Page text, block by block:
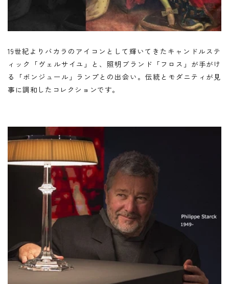
19世紀よりバカラのアイコンとして輝いてきたキャンドルステ
ィック「ヴェルサイユ」と、照明ブランド「フロス」が手がけ
る「ボンジュール」ランプとの出会い。伝統とモダニティが見
事に調和したコレクションです。